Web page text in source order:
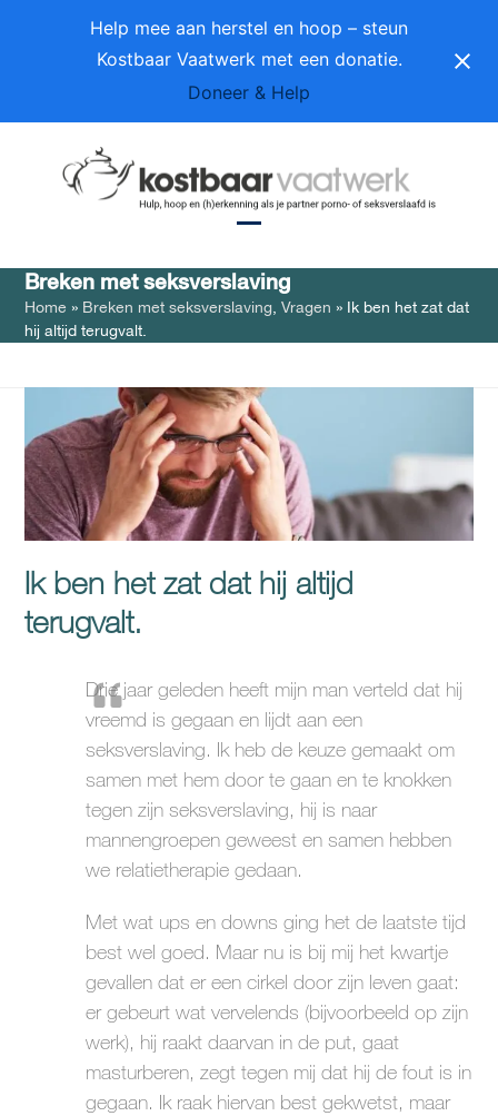
Help mee aan herstel en hoop – steun
Kostbaar Vaatwerk met een donatie.
Doneer & Help
mobile
menu
mobile
menu
Breken met seksverslaving
Home » Breken met seksverslaving ,Vragen » Ik ben het zat dat
hij altijd terugvalt.
Ik ben het zat dat hij altijd
terugvalt.
Drie jaar geleden heeft mijn man verteld dat hij
vreemd is gegaan en lijdt aan een
seksverslaving. Ik heb de keuze gemaakt om
samen met hem door te gaan en te knokken
tegen zijn seksverslaving, hij is naar
mannengroepen geweest en samen hebben
we relatietherapie gedaan.
Met wat ups en downs ging het de laatste tijd
best wel goed. Maar nu is bij mij het kwartje
gevallen dat er een cirkel door zijn leven gaat:
er gebeurt wat vervelends (bijvoorbeeld op zijn
werk), hij raakt daarvan in de put, gaat
masturberen, zegt tegen mij dat hij de fout is in
gegaan. Ik raak hiervan best gekwetst, maar